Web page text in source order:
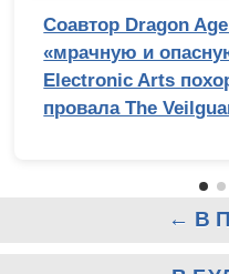
Соавтор Dragon
«мрачную и
Electronic Arts
провала The
← В